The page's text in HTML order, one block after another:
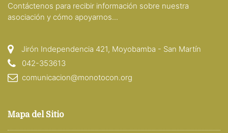
Contáctenos para recibir información sobre nuestra
asociación y cómo apoyarnos...
Jirón Independencia 421, Moyobamba - San Martín
042-353613
comunicacion@monotocon.org
Mapa del Sitio